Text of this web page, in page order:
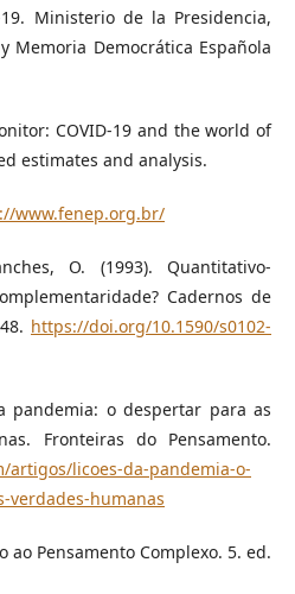
Ministerio de la Presidencia,
Memoria Democrática Española
COVID-19 and the world of
estimates and analysis.
www.fenep.org.br/
O. (1993). Quantitativo-
Cadernos de
https://doi.org/10.1590/s0102-
pandemia: o despertar para as
Fronteiras do Pensamento.
artigos/licoes-da-pandemia-o-
verdades-humanas
ao Pensamento Complexo. 5. ed.